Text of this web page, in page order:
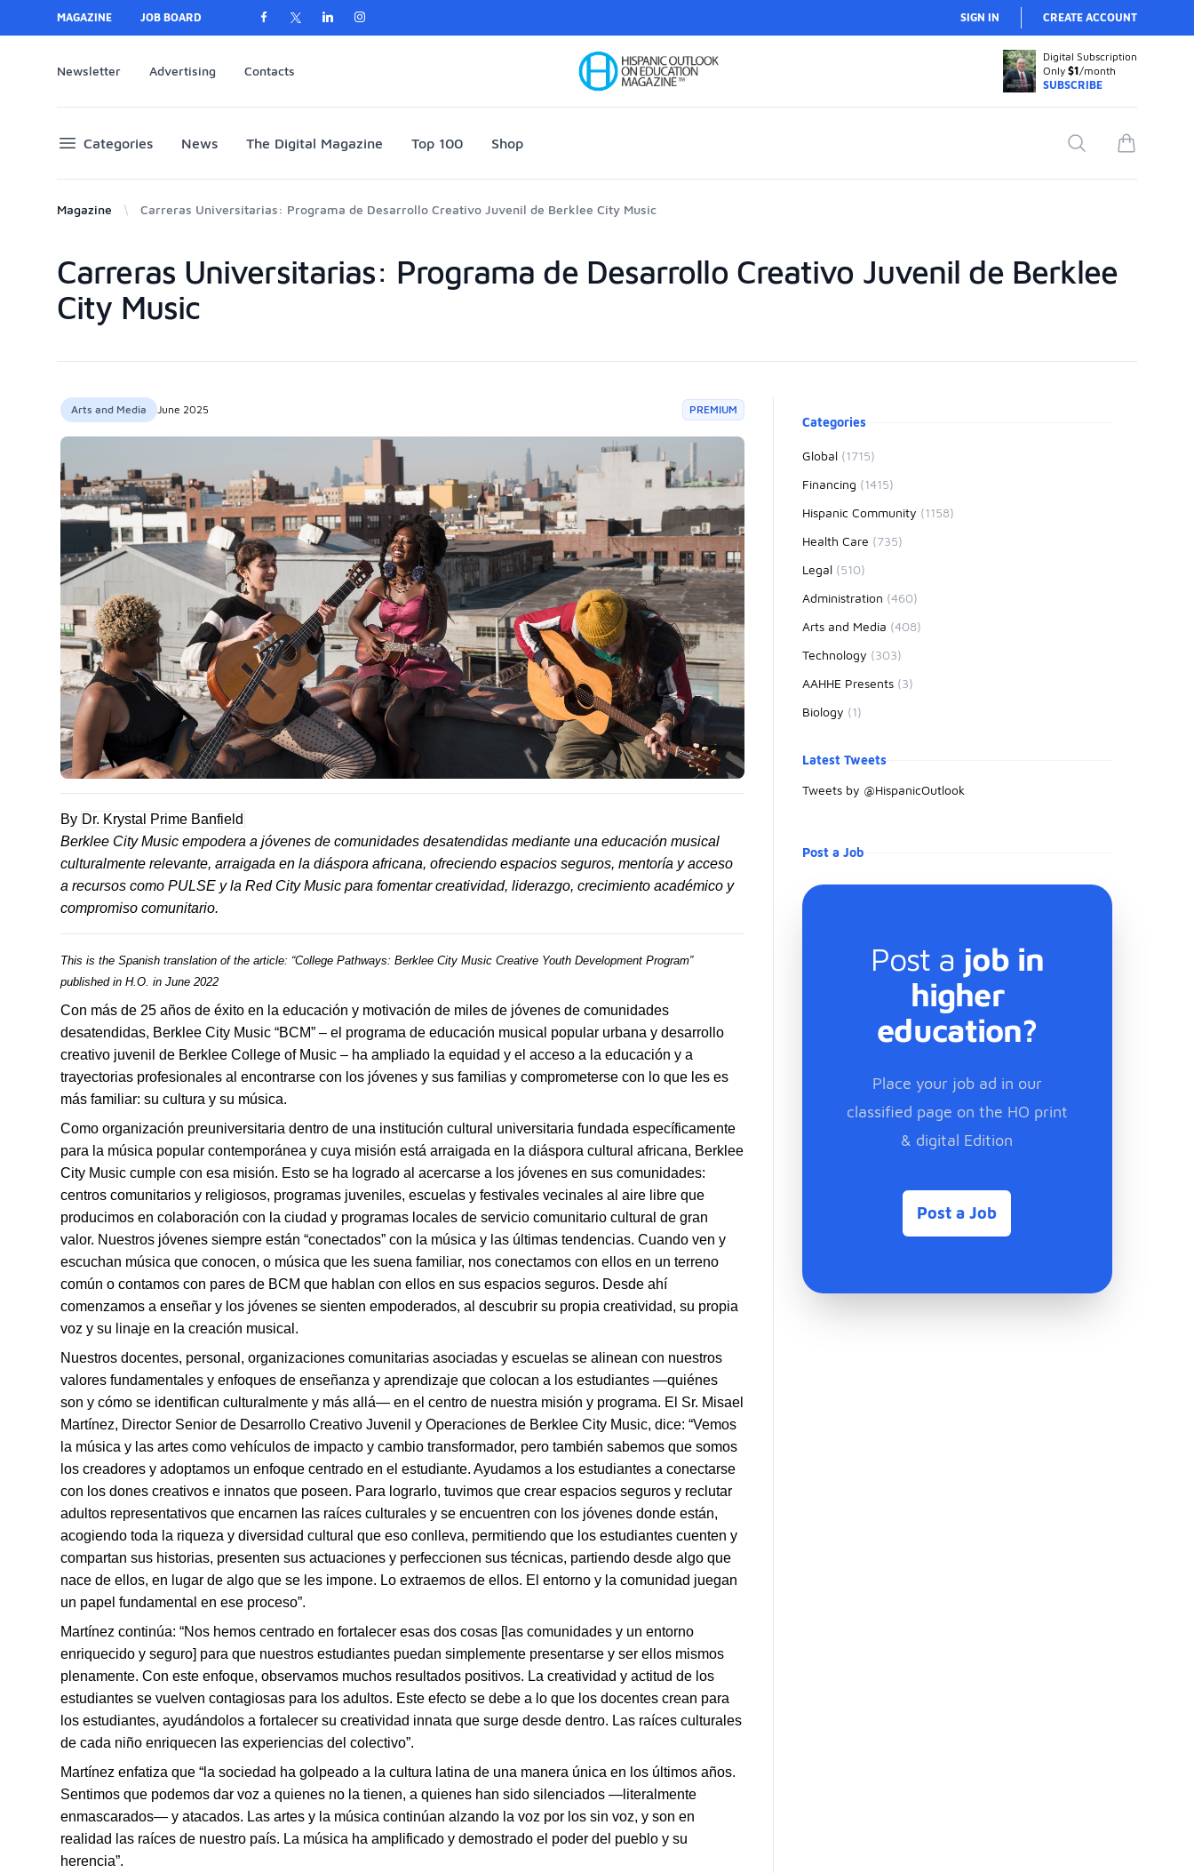
MAGAZINE JOB BOARD SIGN IN CREATE ACCOUNT
Newsletter Advertising Contacts
Your Company
Digital Subscription
Only $1/month
SUBSCRIBE
Categories News The Digital Magazine Top 100 Shop Search
items in
Magazine Carreras Universitarias: Programa de Desarrollo Creativo Juvenil de Berklee City Music
Products
Carreras Universitarias: Programa de Desarrollo Creativo Juvenil de Berklee
City Music
Arts and Media June 2025 PREMIUM
By Dr. Krystal Prime Banfield
Berklee City Music empodera a jóvenes de comunidades desatendidas mediante una educación musical
culturalmente relevante, arraigada en la diáspora africana, ofreciendo espacios seguros, mentoría y acceso
a recursos como PULSE y la Red City Music para fomentar creatividad, liderazgo, crecimiento académico y
compromiso comunitario.
This is the Spanish translation of the article: “College Pathways: Berklee City Music Creative Youth Development Program”
published in H.O. in June 2022
Con más de 25 años de éxito en la educación y motivación de miles de jóvenes de comunidades
desatendidas, Berklee City Music “BCM” – el programa de educación musical popular urbana y desarrollo
creativo juvenil de Berklee College of Music – ha ampliado la equidad y el acceso a la educación y a
trayectorias profesionales al encontrarse con los jóvenes y sus familias y comprometerse con lo que les es
más familiar: su cultura y su música.
Como organización preuniversitaria dentro de una institución cultural universitaria fundada específicamente
para la música popular contemporánea y cuya misión está arraigada en la diáspora cultural africana, Berklee
City Music cumple con esa misión. Esto se ha logrado al acercarse a los jóvenes en sus comunidades:
centros comunitarios y religiosos, programas juveniles, escuelas y festivales vecinales al aire libre que
producimos en colaboración con la ciudad y programas locales de servicio comunitario cultural de gran
valor. Nuestros jóvenes siempre están “conectados” con la música y las últimas tendencias. Cuando ven y
escuchan música que conocen, o música que les suena familiar, nos conectamos con ellos en un terreno
común o contamos con pares de BCM que hablan con ellos en sus espacios seguros. Desde ahí
comenzamos a enseñar y los jóvenes se sienten empoderados, al descubrir su propia creatividad, su propia
voz y su linaje en la creación musical.
Nuestros docentes, personal, organizaciones comunitarias asociadas y escuelas se alinean con nuestros
valores fundamentales y enfoques de enseñanza y aprendizaje que colocan a los estudiantes —quiénes
son y cómo se identifican culturalmente y más allá— en el centro de nuestra misión y programa. El Sr. Misael
Martínez, Director Senior de Desarrollo Creativo Juvenil y Operaciones de Berklee City Music, dice: “Vemos
la música y las artes como vehículos de impacto y cambio transformador, pero también sabemos que somos
los creadores y adoptamos un enfoque centrado en el estudiante. Ayudamos a los estudiantes a conectarse
con los dones creativos e innatos que poseen. Para lograrlo, tuvimos que crear espacios seguros y reclutar
adultos representativos que encarnen las raíces culturales y se encuentren con los jóvenes donde están,
acogiendo toda la riqueza y diversidad cultural que eso conlleva, permitiendo que los estudiantes cuenten y
compartan sus historias, presenten sus actuaciones y perfeccionen sus técnicas, partiendo desde algo que
nace de ellos, en lugar de algo que se les impone. Lo extraemos de ellos. El entorno y la comunidad juegan
un papel fundamental en ese proceso”.
Martínez continúa: “Nos hemos centrado en fortalecer esas dos cosas [las comunidades y un entorno
enriquecido y seguro] para que nuestros estudiantes puedan simplemente presentarse y ser ellos mismos
plenamente. Con este enfoque, observamos muchos resultados positivos. La creatividad y actitud de los
estudiantes se vuelven contagiosas para los adultos. Este efecto se debe a lo que los docentes crean para
los estudiantes, ayudándolos a fortalecer su creatividad innata que surge desde dentro. Las raíces culturales
de cada niño enriquecen las experiencias del colectivo”.
Martínez enfatiza que “la sociedad ha golpeado a la cultura latina de una manera única en los últimos años.
Sentimos que podemos dar voz a quienes no la tienen, a quienes han sido silenciados —literalmente
enmascarados— y atacados. Las artes y la música continúan alzando la voz por los sin voz, y son en
realidad las raíces de nuestro país. La música ha amplificado y demostrado el poder del pueblo y su
herencia”.
Categories
Global (1715)
Financing (1415)
Hispanic Community (1158)
Health Care (735)
Legal (510)
Administration (460)
Arts and Media (408)
Technology (303)
AAHHE Presents (3)
Biology (1)
Latest Tweets
Tweets by @HispanicOutlook
Post a Job
Post a job in
higher
education?
Place your job ad in our
classified page on the HO print
& digital Edition
Post a Job